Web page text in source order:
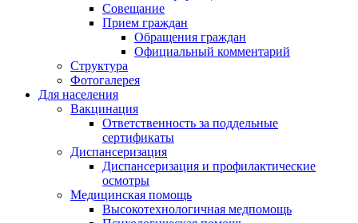
Совещание
Прием граждан
Обращения граждан
Официальный комментарий
Структура
Фотогалерея
Для населения
Вакцинация
Ответственность за поддельные
сертификаты
Диспансеризация
Диспансеризация и профилактические
осмотры
Медицинская помощь
Высокотехнологичная медпомощь